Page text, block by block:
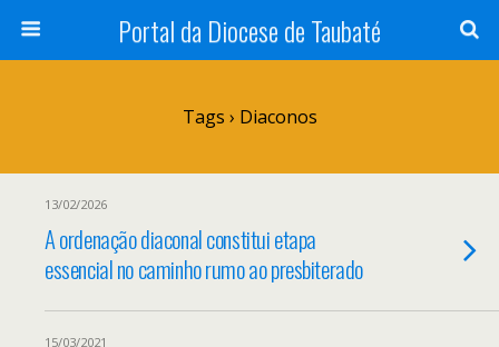
Portal da Diocese de Taubaté
Tags › Diaconos
13/02/2026
A ordenação diaconal constitui etapa
essencial no caminho rumo ao presbiterado
15/03/2021